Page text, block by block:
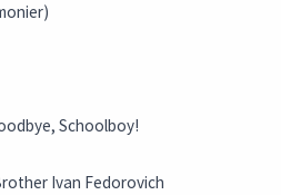
Schoolboy!
Ivan Fedorovich